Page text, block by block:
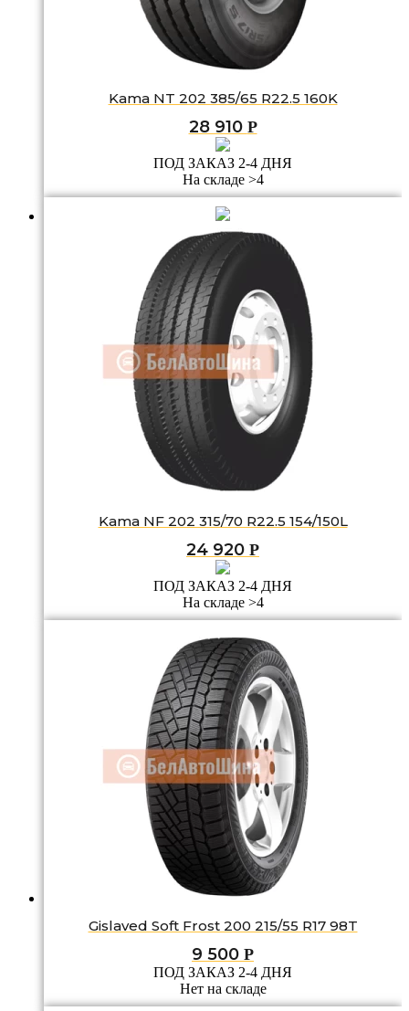
Kama NT 202 385/65 R22.5 160K
28 910 Р
ПОД ЗАКАЗ 2-4 ДНЯ
На складе >4
Kama NF 202 315/70 R22.5 154/150L
24 920 Р
ПОД ЗАКАЗ 2-4 ДНЯ
На складе >4
Gislaved Soft Frost 200 215/55 R17 98T
9 500 Р
ПОД ЗАКАЗ 2-4 ДНЯ
Нет на складе